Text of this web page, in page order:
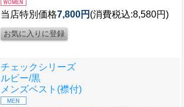
当店特別価格7,800円 (消費税込:8,580円)
チェックシリーズ
ルビー/黒
メンズベスト(襟付)